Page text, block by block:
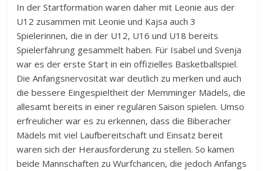
In der Startformation waren daher mit Leonie aus der
U12 zusammen mit Leonie und Kajsa auch 3
Spielerinnen, die in der U12, U16 und U18 bereits
Spielerfahrung gesammelt haben. Für Isabel und Svenja
war es der erste Start in ein offizielles Basketballspiel.
Die Anfangsnervosität war deutlich zu merken und auch
die bessere Eingespieltheit der Memminger Mädels, die
allesamt bereits in einer regulären Saison spielen. Umso
erfreulicher war es zu erkennen, dass die Biberacher
Mädels mit viel Laufbereitschaft und Einsatz bereit
waren sich der Herausforderung zu stellen. So kamen
beide Mannschaften zu Wurfchancen, die jedoch Anfangs